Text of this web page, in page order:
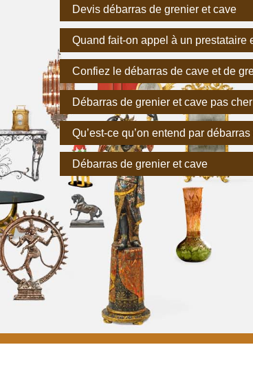
Devis débarras de grenier et cave
Quand fait-on appel à un prestataire
Confiez le débarras de cave et de
Débarras de grenier et cave pas cher
Qu’est-ce qu’on entend par
Débarras de grenier et cave